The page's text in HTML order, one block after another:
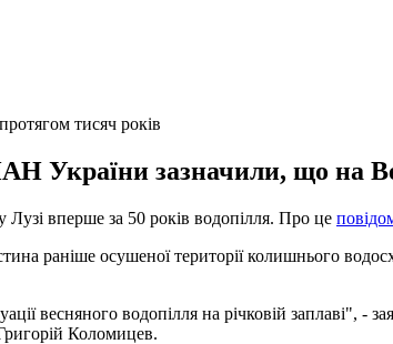
тисяч років
України зазначили, що на
вперше за 50 років водопілля. Про це
раніше осушеної території колишнього
весняного водопілля на річковій заплаві",
Коломицев.